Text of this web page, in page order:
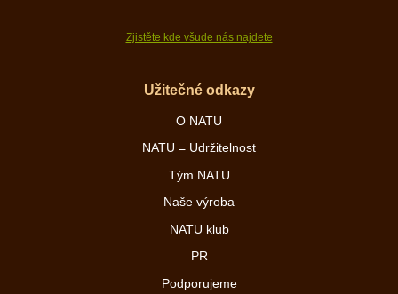
Zjistěte kde všude nás najdete
Užitečné odkazy
O NATU
NATU = Udržitelnost
Tým NATU
Naše výroba
NATU klub
PR
Podporujeme